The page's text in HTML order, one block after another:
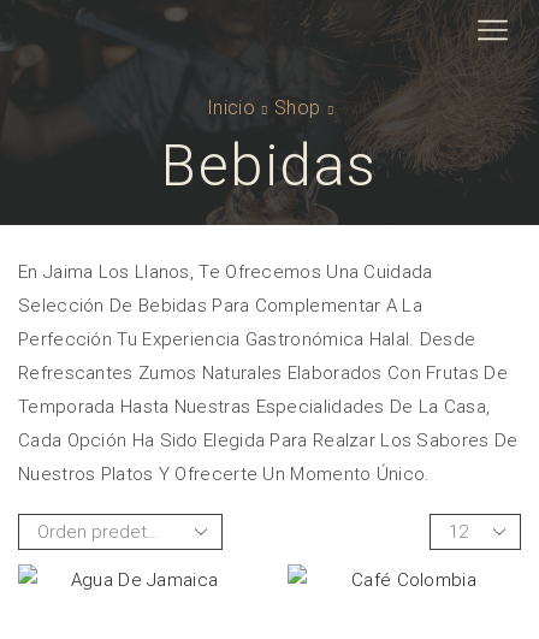
Inicio Shop
Bebidas
En Jaima Los Llanos, Te Ofrecemos Una Cuidada
Selección De Bebidas Para Complementar A La
Perfección Tu Experiencia Gastronómica Halal. Desde
Refrescantes Zumos Naturales Elaborados Con Frutas De
Temporada Hasta Nuestras Especialidades De La Casa,
Cada Opción Ha Sido Elegida Para Realzar Los Sabores De
Nuestros Platos Y Ofrecerte Un Momento Único.